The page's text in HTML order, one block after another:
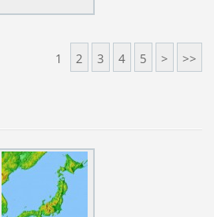
1 2 3 4 5 > >>